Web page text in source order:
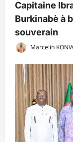
Capitaine
Burkinabè à
souverain
Marcelin